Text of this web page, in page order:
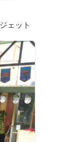
ェット